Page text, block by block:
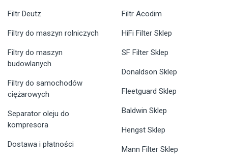
Filtr Deutz Filtr Acodim
Filtry do maszyn rolniczych
Filtry do maszyn
budowlanych
Filtry do samochodów
ciężarowych
Separator oleju do
kompresora
Dostawa i płatności
HiFi Filter Sklep
SF Filter Sklep
Donaldson Sklep
Fleetguard Sklep
Baldwin Sklep
Hengst Sklep
Mann Filter Sklep